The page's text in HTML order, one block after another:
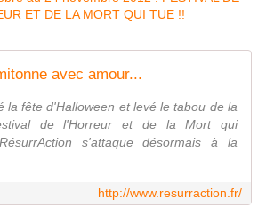
avec amour...
la fête d'Halloween et levé le tabou de la
de l'Horreur et de la Mort qui
s'attaque désormais à la
http://www.resurraction.fr/